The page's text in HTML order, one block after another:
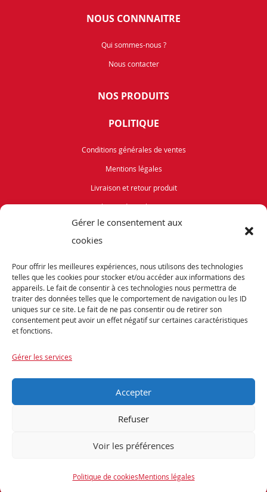
Gérer le consentement aux
cookies
Pour offrir les meilleures expériences, nous utilisons des technologies
telles que les cookies pour stocker et/ou accéder aux informations des
appareils. Le fait de consentir à ces technologies nous permettra de
traiter des données telles que le comportement de navigation ou les ID
uniques sur ce site. Le fait de ne pas consentir ou de retirer son
consentement peut avoir un effet négatif sur certaines caractéristiques
et fonctions.
Gérer les services
Accepter
Refuser
Voir les préférences
Politique de cookiesMentions légales
NOUS CONNNAITRE
Qui sommes-nous ?
Nous contacter
NOS PRODUITS
POLITIQUE
Conditions générales de ventes
Mentions légales
Livraison et retour produit
Politique de cookies (UE)
Occasions
ABONNEZ-VOUS
Recevez notre newsletter et tenez vous informés de nos dernières offres et
Encore une réalisation